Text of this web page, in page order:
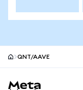
QNT/AAVE